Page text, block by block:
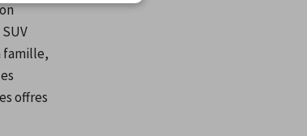
famille,
offres